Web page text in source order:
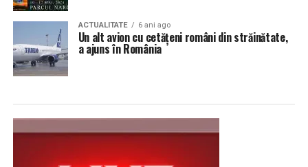
ACTUALITATE 6 ani ago
Un alt avion cu cetățeni români din străinătate,
a ajuns în România